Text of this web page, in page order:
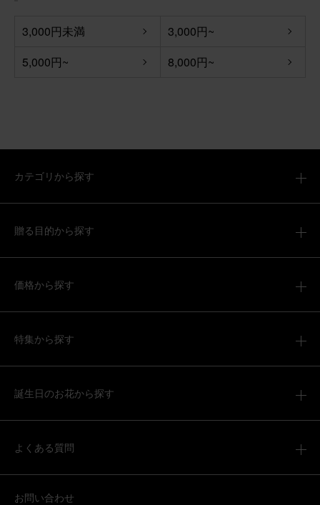
3,000円未満
3,000円~
5,000円~
8,000円~
カテゴリから探す
贈る目的から探す
価格から探す
特集から探す
誕生日のお花から探す
よくある質問
お問い合わせ